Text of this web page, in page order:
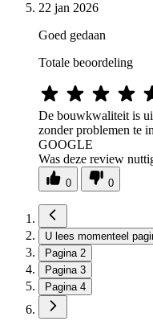
22 jan 2026
Goed gedaan
Totale beoordeling
De bouwkwaliteit is
zonder problemen te
GOOGLE
Was deze review
0 0
U lees momenteel
Pagina 2
Pagina 3
Pagina 4